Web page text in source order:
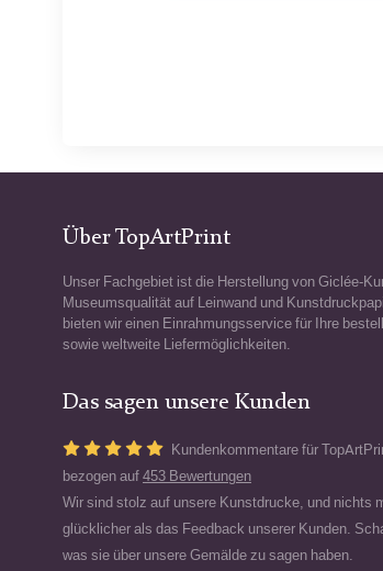
Über TopArtPrint
Unser Fachgebiet ist die Herstellung von Giclée-
Museumsqualität auf Leinwand und
bieten wir einen Einrahmungsservice für Ihre
sowie weltweite Liefermöglichkeiten.
Das sagen unsere Kunden
Kundenkommentare für
bezogen auf 453 Bewertungen
Wir sind stolz auf unsere Kunstdrucke, und nichts
glücklicher als das Feedback unserer Kunden.
was sie über unsere Gemälde zu sagen haben.